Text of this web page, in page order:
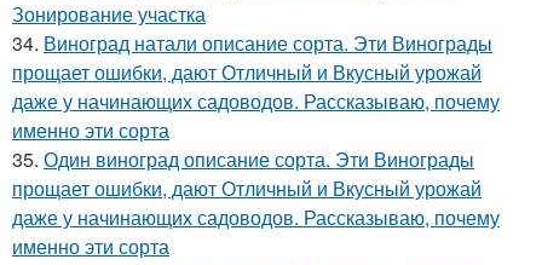
Зонирование участка
34. Виноград натали описание сорта. Эти Винограды
прощает ошибки, дают Отличный и Вкусный урожай
даже у начинающих садоводов. Рассказываю, почему
именно эти сорта
35. Один виноград описание сорта. Эти Винограды
прощает ошибки, дают Отличный и Вкусный урожай
даже у начинающих садоводов. Рассказываю, почему
именно эти сорта